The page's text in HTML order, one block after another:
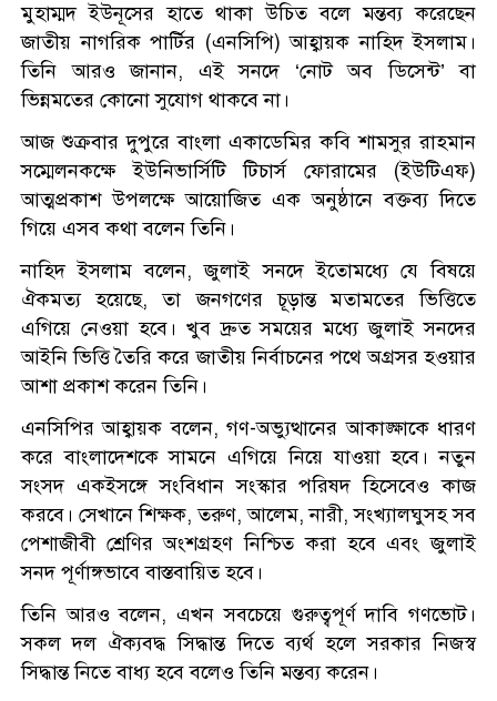
মুহাম্মদ ইউনূসের হাতে থাকা উচিত বলে মন্তব্য করেছেন
জাতীয় নাগরিক পার্টির (এনসিপি) আহ্বায়ক নাহিদ ইসলাম।
তিনি আরও জানান, এই সনদে ‘নোট অব ডিসেন্ট’ বা
ভিন্নমতের কোনো সুযোগ থাকবে না।
আজ শুক্রবার দুপুরে বাংলা একাডেমির কবি শামসুর রাহমান
সম্মেলনকক্ষে ইউনিভার্সিটি টিচার্স ফোরামের (ইউটিএফ)
আত্মপ্রকাশ উপলক্ষে আয়োজিত এক অনুষ্ঠানে বক্তব্য দিতে
গিয়ে এসব কথা বলেন তিনি।
নাহিদ ইসলাম বলেন, জুলাই সনদে ইতোমধ্যে যে বিষয়ে
ঐকমত্য হয়েছে, তা জনগণের চূড়ান্ত মতামতের ভিত্তিতে
এগিয়ে নেওয়া হবে। খুব দ্রুত সময়ের মধ্যে জুলাই সনদের
আইনি ভিত্তি তৈরি করে জাতীয় নির্বাচনের পথে অগ্রসর হওয়ার
আশা প্রকাশ করেন তিনি।
এনসিপির আহ্বায়ক বলেন, গণ-অভ্যুত্থানের আকাঙ্ক্ষাকে ধারণ
করে বাংলাদেশকে সামনে এগিয়ে নিয়ে যাওয়া হবে। নতুন
সংসদ একইসঙ্গে সংবিধান সংস্কার পরিষদ হিসেবেও কাজ
করবে। সেখানে শিক্ষক, তরুণ, আলেম, নারী, সংখ্যালঘুসহ সব
পেশাজীবী শ্রেণির অংশগ্রহণ নিশ্চিত করা হবে এবং জুলাই
সনদ পূর্ণাঙ্গভাবে বাস্তবায়িত হবে।
তিনি আরও বলেন, এখন সবচেয়ে গুরুত্বপূর্ণ দাবি গণভোট।
সকল দল ঐক্যবদ্ধ সিদ্ধান্ত দিতে ব্যর্থ হলে সরকার নিজস্ব
সিদ্ধান্ত নিতে বাধ্য হবে বলেও তিনি মন্তব্য করেন।